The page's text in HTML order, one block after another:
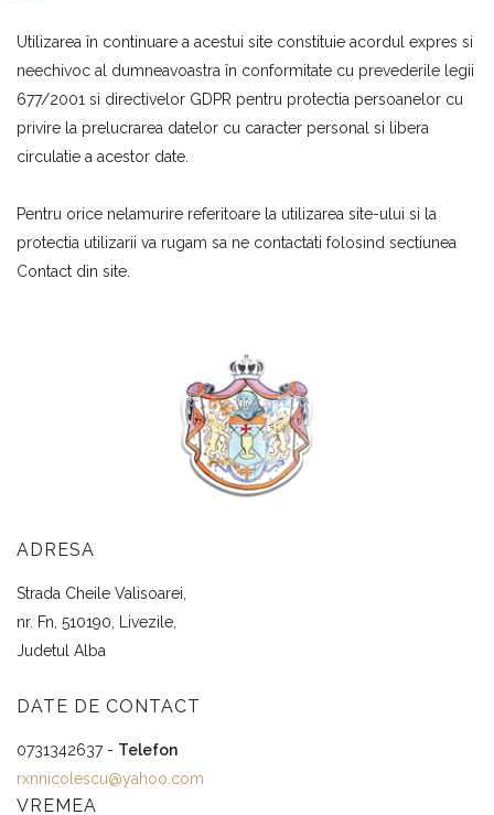
Utilizarea în continuare a acestui site constituie acordul expres si
neechivoc al dumneavoastra în conformitate cu prevederile legii
677/2001 si directivelor GDPR pentru protectia persoanelor cu
privire la prelucrarea datelor cu caracter personal si libera
circulatie a acestor date.
Pentru orice nelamurire referitoare la utilizarea site-ului si la
protectia utilizarii va rugam sa ne contactati folosind sectiunea
Contact din site.
ADRESA
Strada Cheile Valisoarei,
nr. Fn, 510190, Livezile,
Judetul Alba
DATE DE CONTACT
0731342637 - Telefon
rxnnicolescu@yahoo.com
VREMEA